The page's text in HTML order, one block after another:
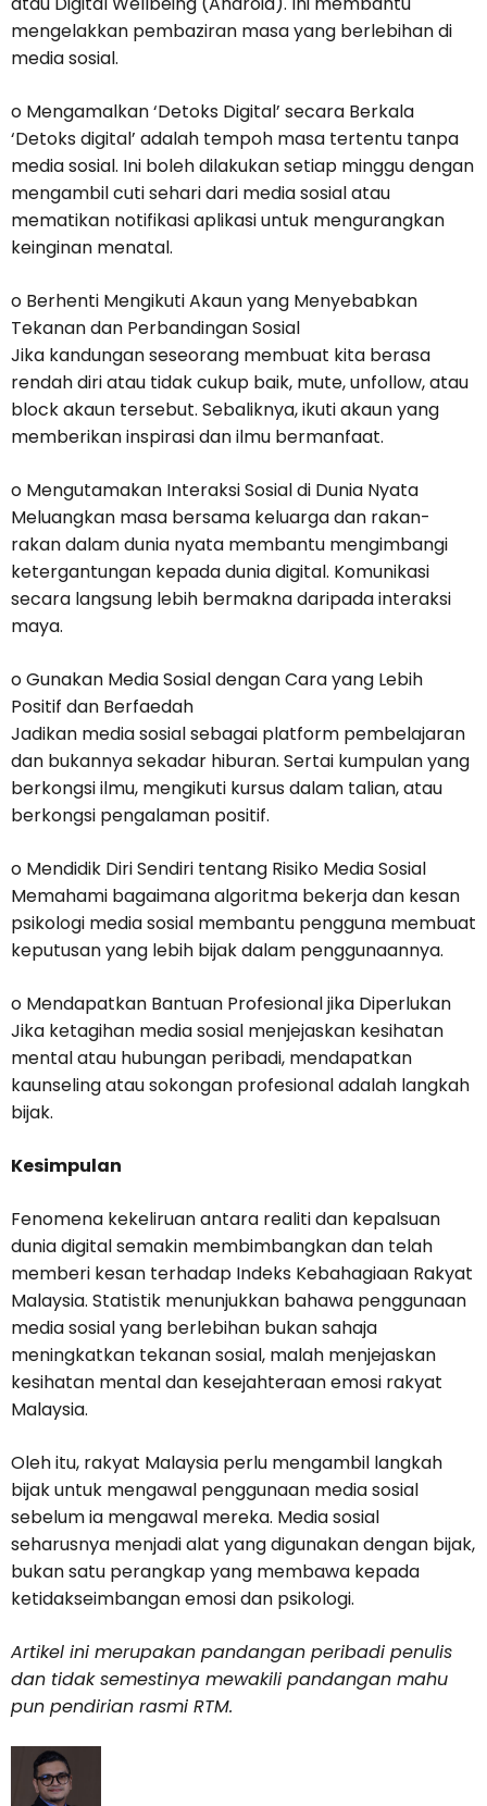
mengelakkan pembaziran masa yang berlebihan di
media sosial.
o Mengamalkan ‘Detoks Digital’ secara Berkala
‘Detoks digital’ adalah tempoh masa tertentu tanpa
media sosial. Ini boleh dilakukan setiap minggu dengan
mengambil cuti sehari dari media sosial atau
mematikan notifikasi aplikasi untuk mengurangkan
keinginan menatal.
o Berhenti Mengikuti Akaun yang Menyebabkan
Tekanan dan Perbandingan Sosial
Jika kandungan seseorang membuat kita berasa
rendah diri atau tidak cukup baik, mute, unfollow, atau
block akaun tersebut. Sebaliknya, ikuti akaun yang
memberikan inspirasi dan ilmu bermanfaat.
o Mengutamakan Interaksi Sosial di Dunia Nyata
Meluangkan masa bersama keluarga dan rakan-
rakan dalam dunia nyata membantu mengimbangi
ketergantungan kepada dunia digital. Komunikasi
secara langsung lebih bermakna daripada interaksi
maya.
o Gunakan Media Sosial dengan Cara yang Lebih
Positif dan Berfaedah
Jadikan media sosial sebagai platform pembelajaran
dan bukannya sekadar hiburan. Sertai kumpulan yang
berkongsi ilmu, mengikuti kursus dalam talian, atau
berkongsi pengalaman positif.
o Mendidik Diri Sendiri tentang Risiko Media Sosial
Memahami bagaimana algoritma bekerja dan kesan
psikologi media sosial membantu pengguna membuat
keputusan yang lebih bijak dalam penggunaannya.
o Mendapatkan Bantuan Profesional jika Diperlukan
Jika ketagihan media sosial menjejaskan kesihatan
mental atau hubungan peribadi, mendapatkan
kaunseling atau sokongan profesional adalah langkah
bijak.
Kesimpulan
Fenomena kekeliruan antara realiti dan kepalsuan
dunia digital semakin membimbangkan dan telah
memberi kesan terhadap Indeks Kebahagiaan Rakyat
Malaysia. Statistik menunjukkan bahawa penggunaan
media sosial yang berlebihan bukan sahaja
meningkatkan tekanan sosial, malah menjejaskan
kesihatan mental dan kesejahteraan emosi rakyat
Malaysia.
Oleh itu, rakyat Malaysia perlu mengambil langkah
bijak untuk mengawal penggunaan media sosial
sebelum ia mengawal mereka. Media sosial
seharusnya menjadi alat yang digunakan dengan bijak,
bukan satu perangkap yang membawa kepada
ketidakseimbangan emosi dan psikologi.
Artikel ini merupakan pandangan peribadi penulis
dan tidak semestinya mewakili pandangan mahu
pun pendirian rasmi RTM.